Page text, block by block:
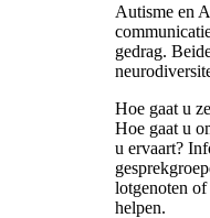
Autisme en
gedrag.
Hoe gaat u
Hoe gaat u
u ervaart?
lotgenoten
helpen.